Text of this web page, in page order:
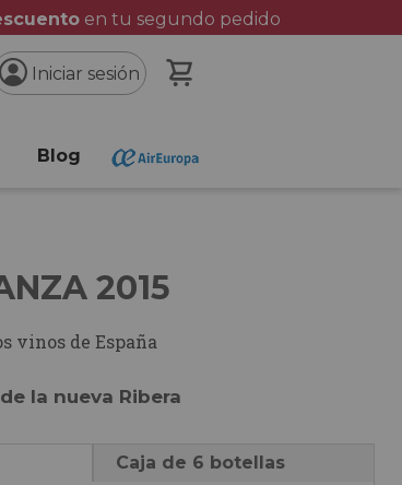
en tu segundo pedido
Iniciar sesión
Blog
2015
vinos de España
la nueva Ribera
Caja de 6 botellas